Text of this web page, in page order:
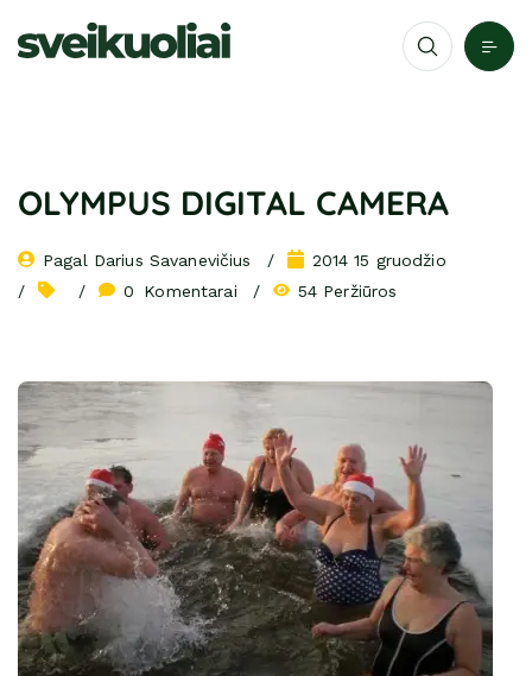
OLYMPUS DIGITAL CAMERA
Pagal Darius Savanevičius
2014 15 gruodžio
0
Komentarai 54 Peržiūros